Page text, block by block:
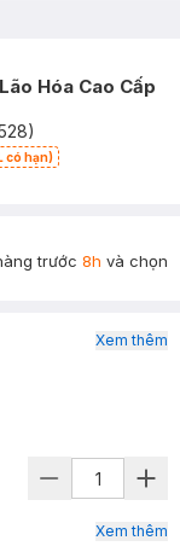
Hóa Cao Cấp
)
có hạn)
trước 8h và chọn
Xem thêm
Xem thêm